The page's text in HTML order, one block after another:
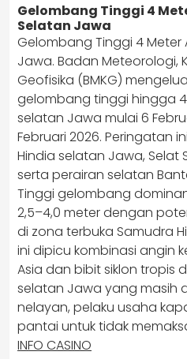
Gelombang Tinggi 4
Selatan Jawa
Gelombang Tinggi 4 Meter
Jawa. Badan Meteorologi,
Geofisika (BMKG)
gelombang tinggi hingga
selatan Jawa mulai 6
Februari 2026. Peringatan
Hindia selatan Jawa, Selat
serta perairan selatan
Tinggi gelombang
2,5–4,0 meter dengan
di zona terbuka Samudra
ini dipicu kombinasi angin
Asia dan bibit siklon tropis
selatan Jawa yang masih
nelayan, pelaku usaha
pantai untuk tidak
INFO CASINO